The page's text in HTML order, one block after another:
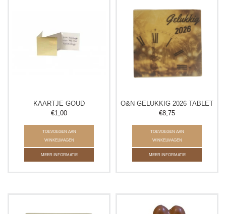
KAARTJE GOUD
€1,00
TOEVOEGEN AAN
WINKELWAGEN
MEER INFORMATIE
O&N GELUKKIG 2026 TABLET
€8,75
TOEVOEGEN AAN
WINKELWAGEN
MEER INFORMATIE